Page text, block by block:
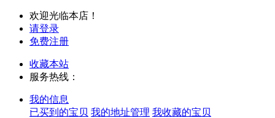
欢迎光临本店！
请登录
免费注册
收藏本站
服务热线：
我的信息
已买到的宝贝 我的地址管理 我收藏的宝贝